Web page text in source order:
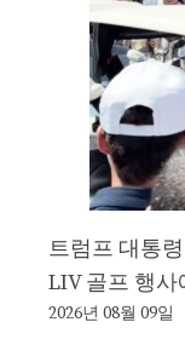
트럼프 대통
LIV 골프 행
2026년 08월 09일